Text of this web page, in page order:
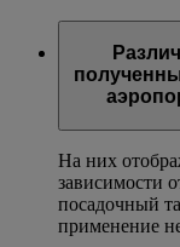
На них
зависимости
посадочный
применение